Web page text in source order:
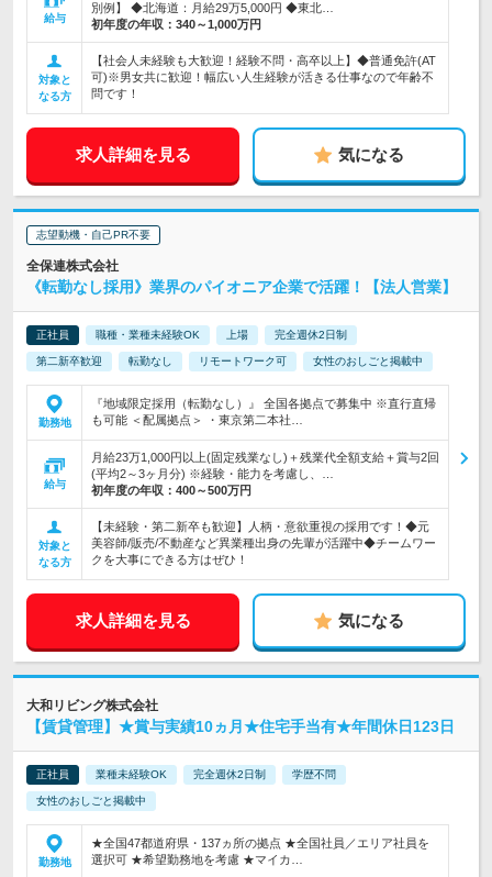
給与
別例】 ◆北海道：月給29万5,000円 ◆東北…
初年度の年収： 340～1,000万円
対象と
なる方
【社会人未経験も大歓迎！経験不問・高卒以上】◆普通免許(AT
可)※男女共に歓迎！幅広い人生経験が活きる仕事なので年齢不
問です！
求人詳細を見る 気になる
志望動機・自己PR不要
全保連株式会社
《転勤なし採用》業界のパイオニア企業で活躍！【法人営業】
正社員 職種・業種未経験OK 上場 完全週休2日制
第二新卒歓迎 転勤なし リモートワーク可 女性のおしごと掲載中
勤務地
『地域限定採用（転勤なし）』 全国各拠点で募集中 ※直行直帰
も可能 ＜配属拠点＞ ・東京第二本社…
給与
月給23万1,000円以上(固定残業なし)＋残業代全額支給＋賞与2回
(平均2～3ヶ月分) ※経験・能力を考慮し、…
初年度の年収： 400～500万円
対象と
なる方
【未経験・第二新卒も歓迎】人柄・意欲重視の採用です！◆元
美容師/販売/不動産など異業種出身の先輩が活躍中◆チームワー
クを大事にできる方はぜひ！
求人詳細を見る 気になる
大和リビング株式会社
【賃貸管理】★賞与実績10ヵ月★住宅手当有★年間休日123日
正社員 業種未経験OK 完全週休2日制 学歴不問
女性のおしごと掲載中
勤務地
★全国47都道府県・137ヵ所の拠点 ★全国社員／エリア社員を
選択可 ★希望勤務地を考慮 ★マイカ…